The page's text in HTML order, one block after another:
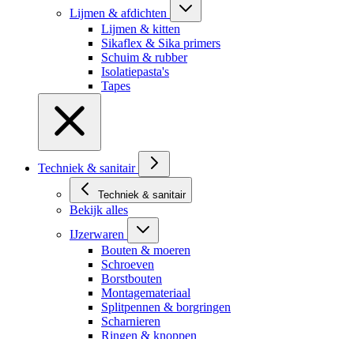
Lijmen & afdichten
Lijmen & kitten
Sikaflex & Sika primers
Schuim & rubber
Isolatiepasta's
Tapes
Techniek & sanitair
Techniek & sanitair
Bekijk alles
IJzerwaren
Bouten & moeren
Schroeven
Borstbouten
Montagemateriaal
Splitpennen & borgringen
Scharnieren
Ringen & knoppen